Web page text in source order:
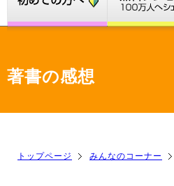
著書の感想
トップページ みんなのコーナー